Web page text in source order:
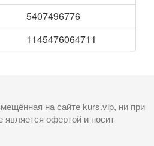
5407496776
1145476064711
на сайте kurs.vip, ни при
является офертой и носит